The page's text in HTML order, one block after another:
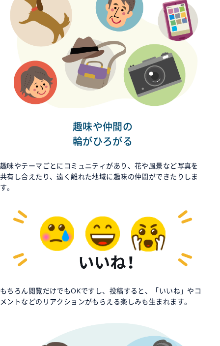
趣味や仲間の
輪がひろがる
趣味やテーマごとにコミュニティがあり、花や風景など写真を
共有し合えたり、遠く離れた地域に趣味の仲間ができたりしま
す。
もちろん閲覧だけでもOKですし、投稿すると、「いいね」やコ
メントなどのリアクションがもらえる楽しみも生まれます。